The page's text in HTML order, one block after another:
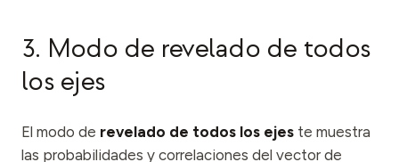
3. Modo de revelado de todos
los ejes
El modo de revelado de todos los ejes te muestra
las probabilidades y correlaciones del vector de